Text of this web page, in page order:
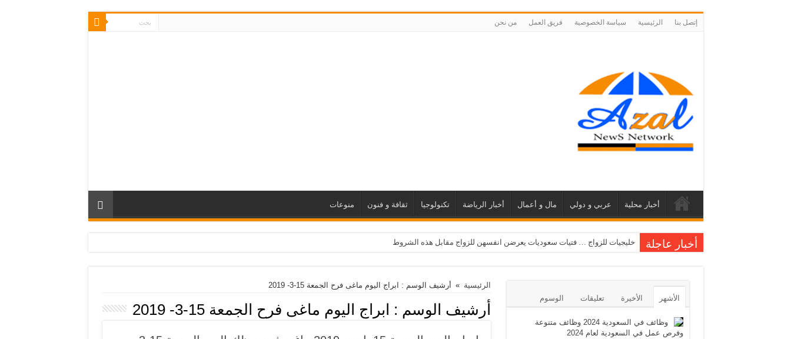
إتصل بنا الرئيسية سياسة الخصوصية فريق العمل من نحن
أخبار محلية عربي و دولي مال و أعمال أخبار الرياضة تكنولوجيا ثقافة و فنون منوعات
أخبار عاجلة خليجيات للزواج … فتيات سعوديات يعرضن انفسهن للزواج مقابل هذه الشروط
الرئيسية » أرشيف الوسم : ابراج اليوم ماغى فرح الجمعة 15-3- 2019
أرشيف الوسم : ابراج اليوم ماغى فرح الجمعة 15-3- 2019
الأشهر الأخيرة تعليقات الوسوم
وظائف في السعودية 2024 وظائف متنوعة
وفرص عمل في السعودية لعام 2024